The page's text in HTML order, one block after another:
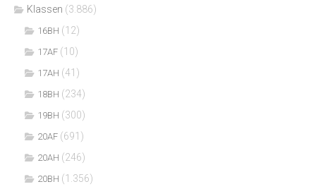
Klassen (3.886)
16BH (12)
17AF (10)
17AH (41)
18BH (234)
19BH (300)
20AF (691)
20AH (246)
20BH (1.356)